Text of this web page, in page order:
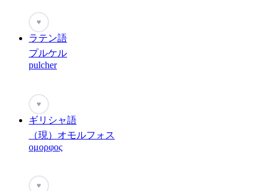
♥
ラテン語
プルケル
pulcher
♥
ギリシャ語
（現）オモルフォス
ομορφος
♥